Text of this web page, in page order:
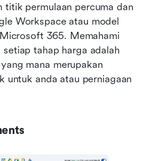
titik permulaan percuma dan
Workspace atau model
365. Memahami
tahap harga adalah
mana merupakan
untuk anda atau perniagaan